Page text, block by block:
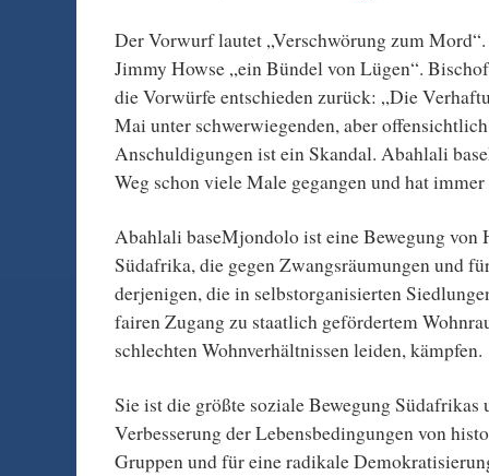
Der Vorwurf lautet „Verschwörung zum
Jimmy Howse „ein Bündel von Lügen“.
die Vorwürfe entschieden zurück: „Die
Mai unter schwerwiegenden, aber
Anschuldigungen ist ein Skandal. Abahlali
Weg schon viele Male gegangen und hat
Abahlali baseMjondolo ist eine Bewegung von
Südafrika, die gegen Zwangsräumungen und
derjenigen, die in selbstorganisierten
fairen Zugang zu staatlich gefördertem
schlechten Wohnverhältnissen leiden, kämpfen.
Sie ist die größte soziale Bewegung Südafrikas
Verbesserung der Lebensbedingungen von
Gruppen und für eine radikale